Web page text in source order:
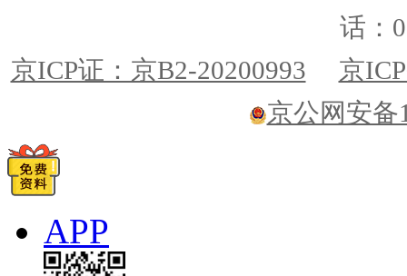
话：
京ICP证：京B2-20200993
京
京公网安备
APP